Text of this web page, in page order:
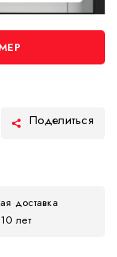
доставка
лет